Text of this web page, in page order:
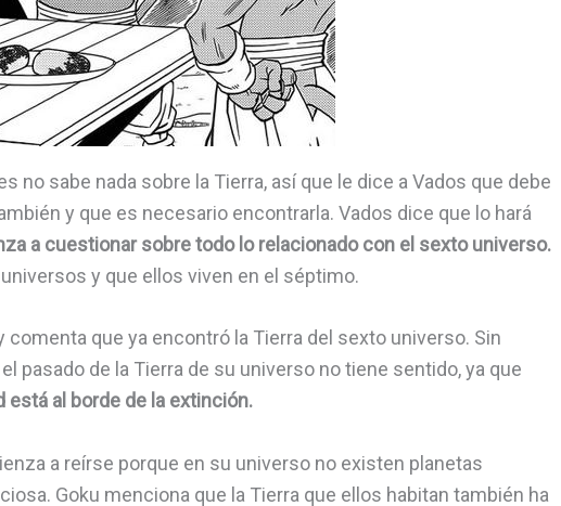
no sabe nada sobre la Tierra, así que le dice a Vados que debe
y que es necesario encontrarla. Vados dice que lo hará
a cuestionar sobre todo lo relacionado con el sexto universo.
y que ellos viven en el séptimo.
que ya encontró la Tierra del sexto universo. Sin
pasado de la Tierra de su universo no tiene sentido, ya que
está al borde de la extinción.
a reírse porque en su universo no existen planetas
Goku menciona que la Tierra que ellos habitan también ha